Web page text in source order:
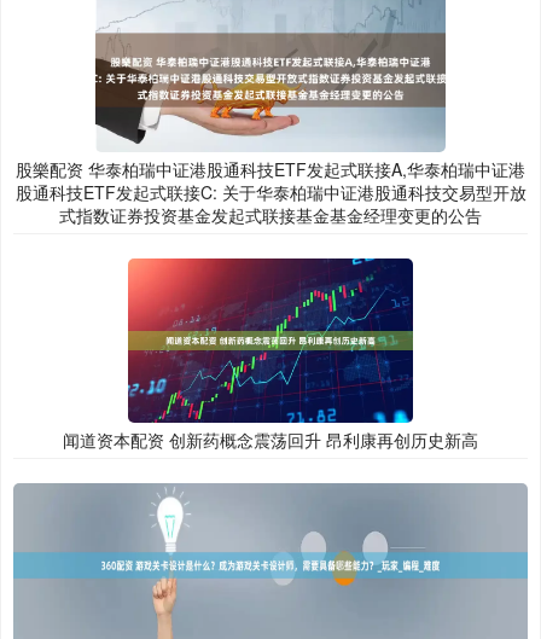
股樂配资 华泰柏瑞中证港股通科技ETF发起式联接A,华泰柏瑞中证港
股通科技ETF发起式联接C: 关于华泰柏瑞中证港股通科技交易型开放
式指数证券投资基金发起式联接基金基金经理变更的公告
闻道资本配资 创新药概念震荡回升 昂利康再创历史新高